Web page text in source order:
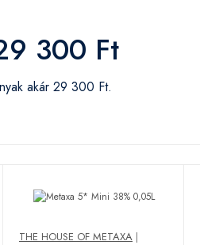
300 Ft
akár 29 300 Ft.
THE HOUSE OF METAXA |